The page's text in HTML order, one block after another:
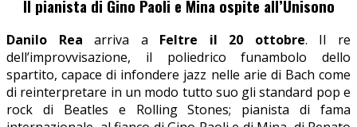
Il pianista di Gino Paoli e Mina ospite all’Unisono
Danilo Rea arriva a Feltre il 20 ottobre. Il re
dell’improvvisazione, il poliedrico funambolo dello
spartito, capace di infondere jazz nelle arie di Bach come
di reinterpretare in un modo tutto suo gli standard pop e
rock di Beatles e Rolling Stones; pianista di fama